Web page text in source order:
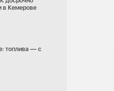
в Кемерове
топлива — с